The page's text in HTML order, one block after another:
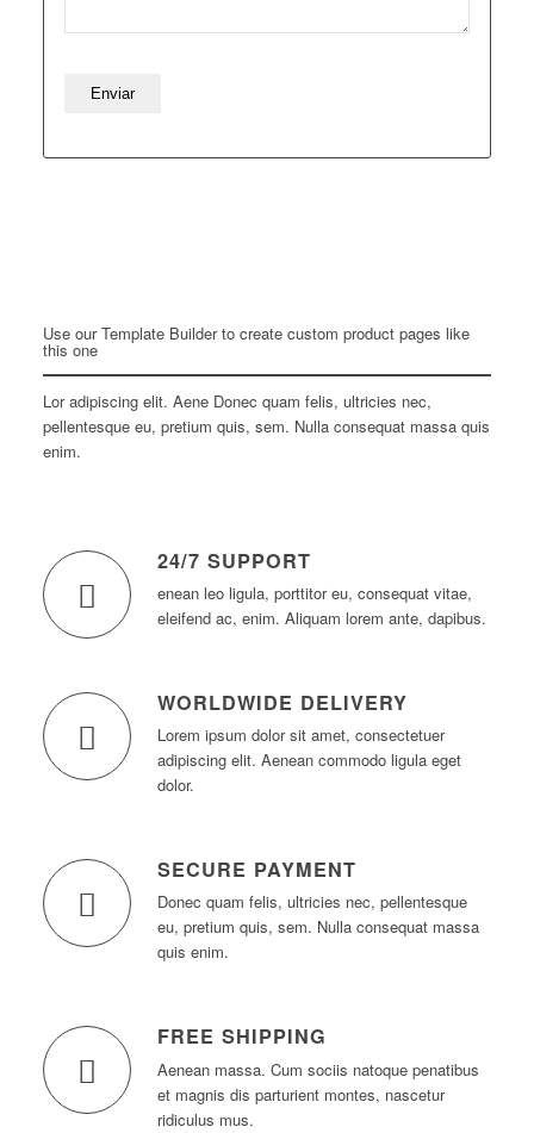
Use our Template Builder to create custom product pages like
this one
Lor adipiscing elit. Aene Donec quam felis, ultricies nec,
pellentesque eu, pretium quis, sem. Nulla consequat massa quis
enim.
24/7 SUPPORT
enean leo ligula, porttitor eu, consequat vitae,
eleifend ac, enim. Aliquam lorem ante, dapibus.
WORLDWIDE DELIVERY
Lorem ipsum dolor sit amet, consectetuer
adipiscing elit. Aenean commodo ligula eget
dolor.
SECURE PAYMENT
Donec quam felis, ultricies nec, pellentesque
eu, pretium quis, sem. Nulla consequat massa
quis enim.
FREE SHIPPING
Aenean massa. Cum sociis natoque penatibus
et magnis dis parturient montes, nascetur
ridiculus mus.